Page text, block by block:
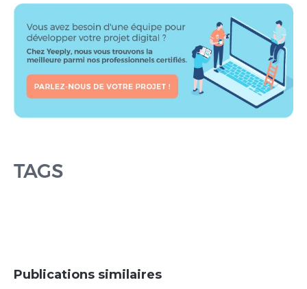
TAGS
Publications similaires